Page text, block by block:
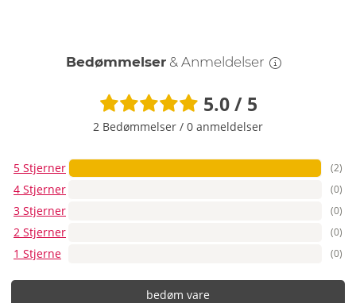
Bedømmelser & Anmeldelser
5.0 / 5
2 Bedømmelser / 0 anmeldelser
5 Stjerner (2)
4 Stjerner (0)
3 Stjerner (0)
2 Stjerner (0)
1 Stjerne (0)
bedøm vare